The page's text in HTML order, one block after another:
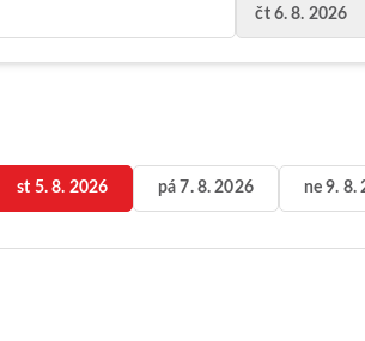
čt 6. 8. 2026
st 5. 8. 2026 pá 7. 8. 2026 ne 9. 8.